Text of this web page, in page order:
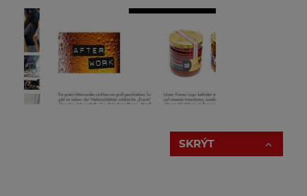
ex01@holzmann-maschinen.at
Velké rozšíření skladu v Grieskirchenu.
2007
Zahájení prodeje z pobočky v Praze, pro
zlepšení péče a služeb pro naše české a slovenské
SKRÝT